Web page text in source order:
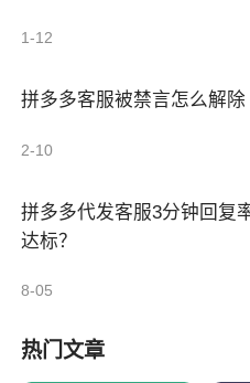
1-12
拼多多客服被禁言怎么解除
2-10
拼多多代发客服3分钟回复
达标？
8-05
热门文章